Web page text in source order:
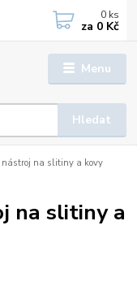
Menu
Hledat
0 ks
za 0 Kč
nástroj na slitiny a kovy
na slitiny a